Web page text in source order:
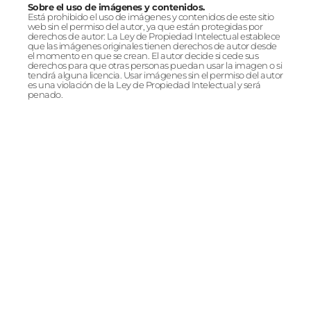
Sobre el uso de imágenes y contenidos.
Está prohibido el uso de imágenes y contenidos de este sitio
web sin el permiso del autor, ya que están protegidas por
derechos de autor: La Ley de Propiedad Intelectual establece
que las imágenes originales tienen derechos de autor desde
el momento en que se crean. El autor decide si cede sus
derechos para que otras personas puedan usar la imagen o si
tendrá alguna licencia. Usar imágenes sin el permiso del autor
es una violación de la Ley de Propiedad Intelectual y será
penado.